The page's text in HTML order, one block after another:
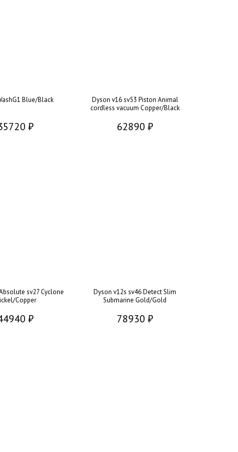
Blue/Black
₽
Dyson v16 sv53 Piston Animal
cordless vacuum Copper/Black
62890 ₽
sv27 Cyclone
Copper
₽
Dyson v12s sv46 Detect Slim
Submarine Gold/Gold
78930 ₽